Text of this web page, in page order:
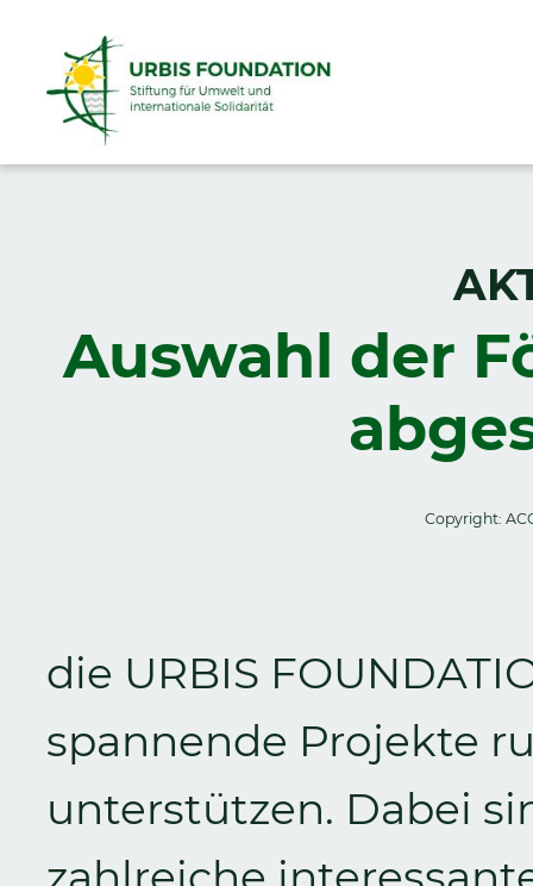
Auswahl der
Copyright:
die URBIS
spannende Projekte
unterstützen. Dabei